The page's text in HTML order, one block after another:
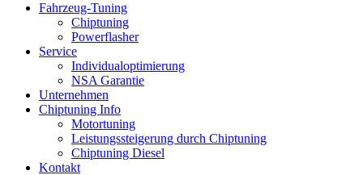
Fahrzeug-Tuning
Chiptuning
Powerflasher
Service
Individualoptimierung
NSA Garantie
Unternehmen
Chiptuning Info
Motortuning
Leistungssteigerung durch Chiptuning
Chiptuning Diesel
Kontakt